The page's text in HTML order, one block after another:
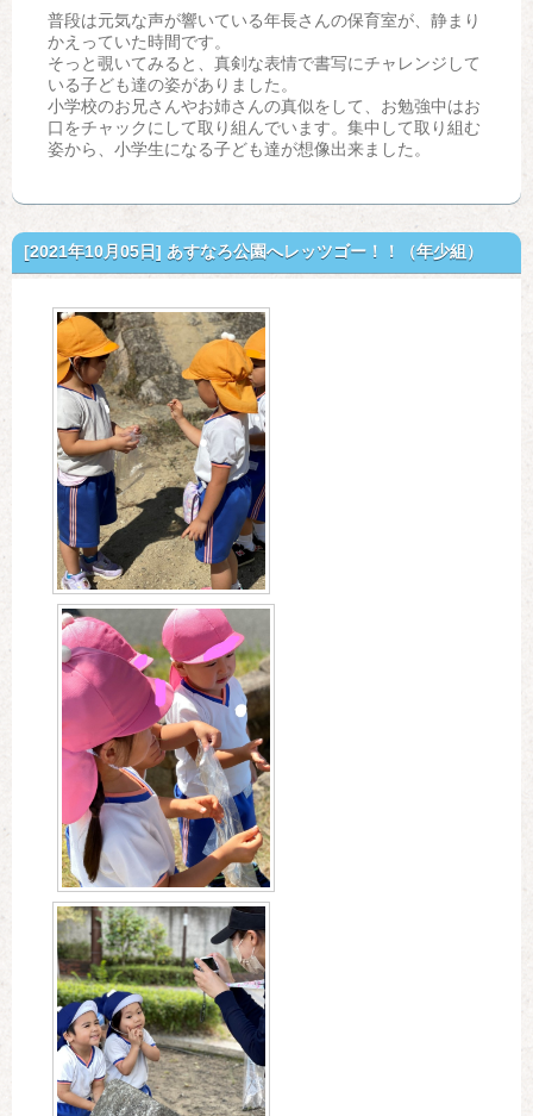
普段は元気な声が響いている年長さんの保育室が、静まり
かえっていた時間です。
そっと覗いてみると、真剣な表情で書写にチャレンジして
いる子ども達の姿がありました。
小学校のお兄さんやお姉さんの真似をして、お勉強中はお
口をチャックにして取り組んでいます。集中して取り組む
姿から、小学生になる子ども達が想像出来ました。
[2021年10月05日] あすなろ公園へレッツゴー！！（年少組）